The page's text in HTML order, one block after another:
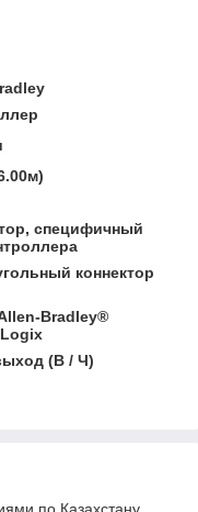
специфичный
коннектор
Bradley®
(В / Ч)
по Казахстану